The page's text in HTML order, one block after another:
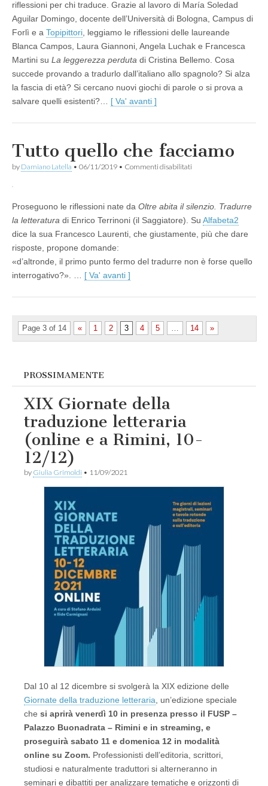
riflessioni per chi traduce. Grazie al lavoro di María Soledad
Aguilar Domingo, docente dell’Università di Bologna, Campus di
Forlì e a Topipittori, leggiamo le riflessioni delle laureande
Blanca Campos, Laura Giannoni, Angela Luchak e Francesca
Martini su La leggerezza perduta di Cristina Bellemo. Cosa
succede provando a tradurlo dall’italiano allo spagnolo? Si alza
la fascia di età? Si cercano nuovi giochi di parole o si prova a
salvare quelli esistenti?… [ Va' avanti ]
Tutto quello che facciamo
by Damiano Latella • 06/11/2019 • Commenti disabilitati
facciamo
Proseguono le riflessioni nate da Oltre abita il silenzio. Tradurre
la letteratura di Enrico Terrinoni (il Saggiatore). Su Alfabeta2
dice la sua Francesco Laurenti, che giustamente, più che dare
risposte, propone domande:
«d’altronde, il primo punto fermo del tradurre non è forse quello
interrogativo?». … [ Va' avanti ]
Page 3 of 14 « 1 2 3 4 5 … 14 »
PROSSIMAMENTE
XIX Giornate della
traduzione letteraria
(online e a Rimini, 10-
12/12)
by Giulia Grimoldi • 11/09/2021
Dal 10 al 12 dicembre si svolgerà la XIX edizione delle
Giornate della traduzione letteraria , un’edizione speciale
che si aprirà venerdì 10 in presenza presso il FUSP –
Palazzo Buonadrata – Rimini e in streaming, e
proseguirà sabato 11 e domenica 12 in modalità
online su Zoom. Professionisti dell’editoria, scrittori,
studiosi e naturalmente traduttori si alterneranno in
seminari e dibattiti per analizzare tematiche e orizzonti di